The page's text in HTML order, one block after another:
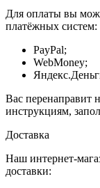
Для оплаты вы
платёжных систем:
PayPal;
WebMoney;
Вас перенаправит
инструкциям,
Доставка
Наш интернет-
доставки: